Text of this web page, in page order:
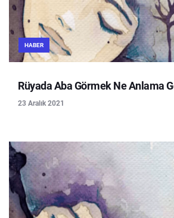
HABER
Rüyada Aba Görmek Ne Anlama
23 Aralık 2021